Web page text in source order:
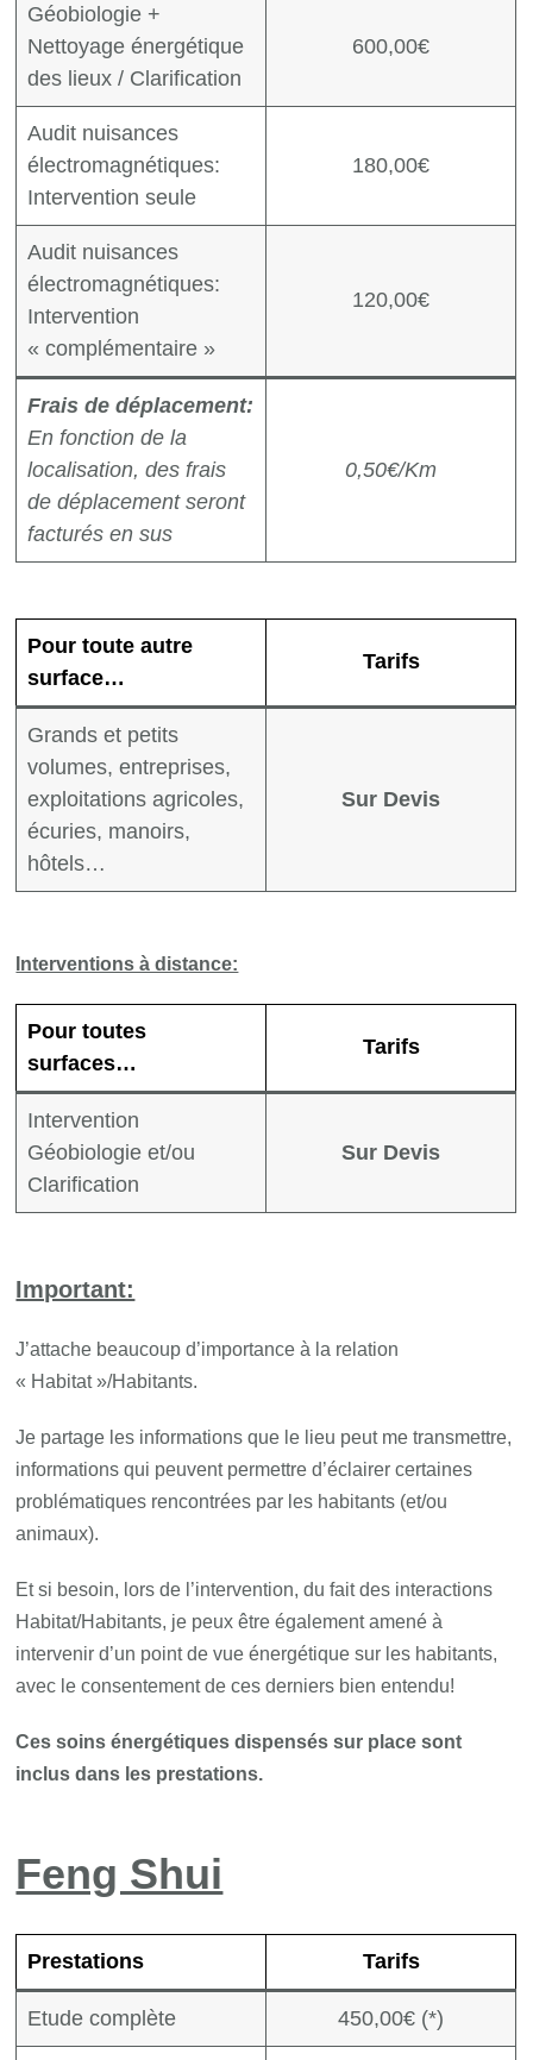
Géobiologie +
Nettoyage énergétique
des lieux / Clarification
600,00€
Audit nuisances
électromagnétiques:
Intervention seule
180,00€
Audit nuisances
électromagnétiques:
Intervention
« complémentaire »
120,00€
Frais de déplacement:
En fonction de la
localisation, des frais
de déplacement seront
facturés en sus
0,50€/Km
Pour toute autre
surface…
Tarifs
Grands et petits
volumes, entreprises,
exploitations agricoles,
écuries, manoirs,
hôtels…
Sur Devis
Interventions à distance:
Pour toutes
surfaces…
Tarifs
Intervention
Géobiologie et/ou
Clarification
Sur Devis
Important:
J’attache beaucoup d’importance à la relation
« Habitat »/Habitants.
Je partage les informations que le lieu peut me transmettre,
informations qui peuvent permettre d’éclairer certaines
problématiques rencontrées par les habitants (et/ou
animaux).
Et si besoin, lors de l’intervention, du fait des interactions
Habitat/Habitants, je peux être également amené à
intervenir d’un point de vue énergétique sur les habitants,
avec le consentement de ces derniers bien entendu!
Ces soins énergétiques dispensés sur place sont
inclus dans les prestations.
Feng Shui
Prestations Tarifs
Etude complète 450,00€ (*)